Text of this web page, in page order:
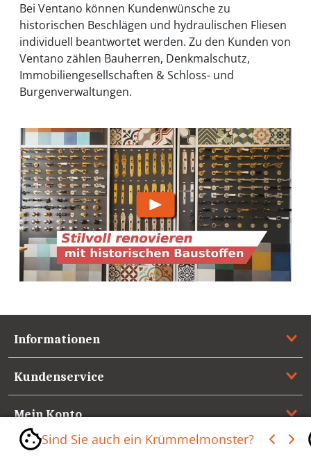
Bei Ventano können Kundenwünsche zu
historischen Beschlägen und hydraulischen Fliesen
individuell beantwortet werden. Zu den Kunden von
Ventano zählen Bauherren, Denkmalschutz,
Immobiliengesellschaften & Schloss- und
Burgenverwaltungen.
Informationen
Kundenservice
Mein Konto
Referenzen
Sind Sie auch ein Krümmelmonster?